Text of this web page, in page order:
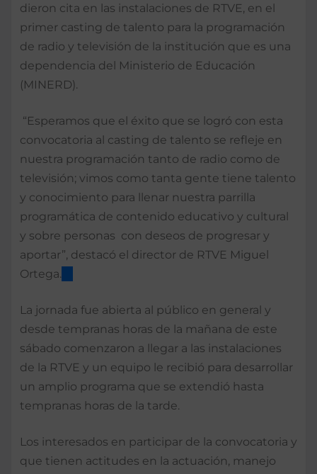
dieron cita en las instalaciones de RTVE, en el
primer casting de talento para la programación
de radio y televisión de la institución que es una
dependencia del Ministerio de Educación
(MINERD).
“Esperamos que el éxito que se logró con esta
convocatoria al casting de talento se refleje en
nuestra programación tanto de radio como de
televisión; vimos como tanta gente tiene talento
y conocimiento para llenar nuestra parrilla
programática de contenido educativo y cultural
y sobre personas con deseos de progresar y
aportar”, destacó el director de RTVE Miguel
Ortega.
La jornada fue abierta al público en general y
desde tempranas horas de la mañana de este
sábado comenzaron a llegar a las instalaciones
de la RTVE y un equipo le recibió para desarrollar
un amplio programa que se extendió hasta
tempranas horas de la tarde.
Los interesados en participar de la convocatoria y
que tienen actitudes en la actuación, manejo